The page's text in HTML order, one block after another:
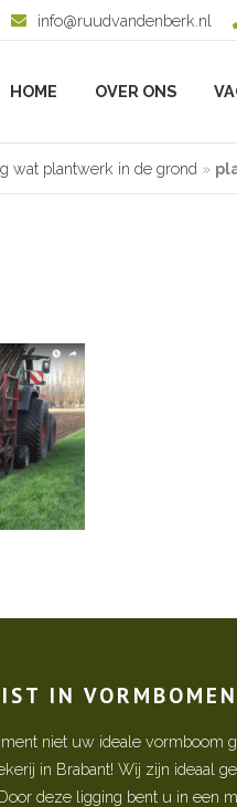
info@ruudvandenberk.nl
HOME OVER ONS
wat plantwerk in de grond »
IN VORMBOMEN
niet uw ideale vormboom
in Brabant! Wij zijn ideaal
deze ligging bent u in een